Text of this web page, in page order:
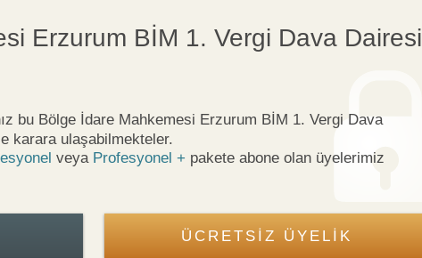
Erzurum BİM 1. Vergi Dava Dairesi
bu Bölge İdare Mahkemesi Erzurum BİM 1. Vergi Dava
karara ulaşabilmekteler.
veya Profesyonel + pakete abone olan üyelerimiz
ÜCRETSİZ ÜYELİK